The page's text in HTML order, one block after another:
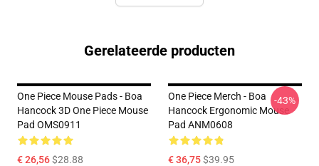
Gerelateerde producten
One Piece Mouse Pads - Boa
Hancock 3D One Piece Mouse
Pad OMS0911
€ 26,56$28.88
One Piece Merch - Boa
Hancock Ergonomic Mouse
Pad ANM0608
€ 36,75$39.95
-43%